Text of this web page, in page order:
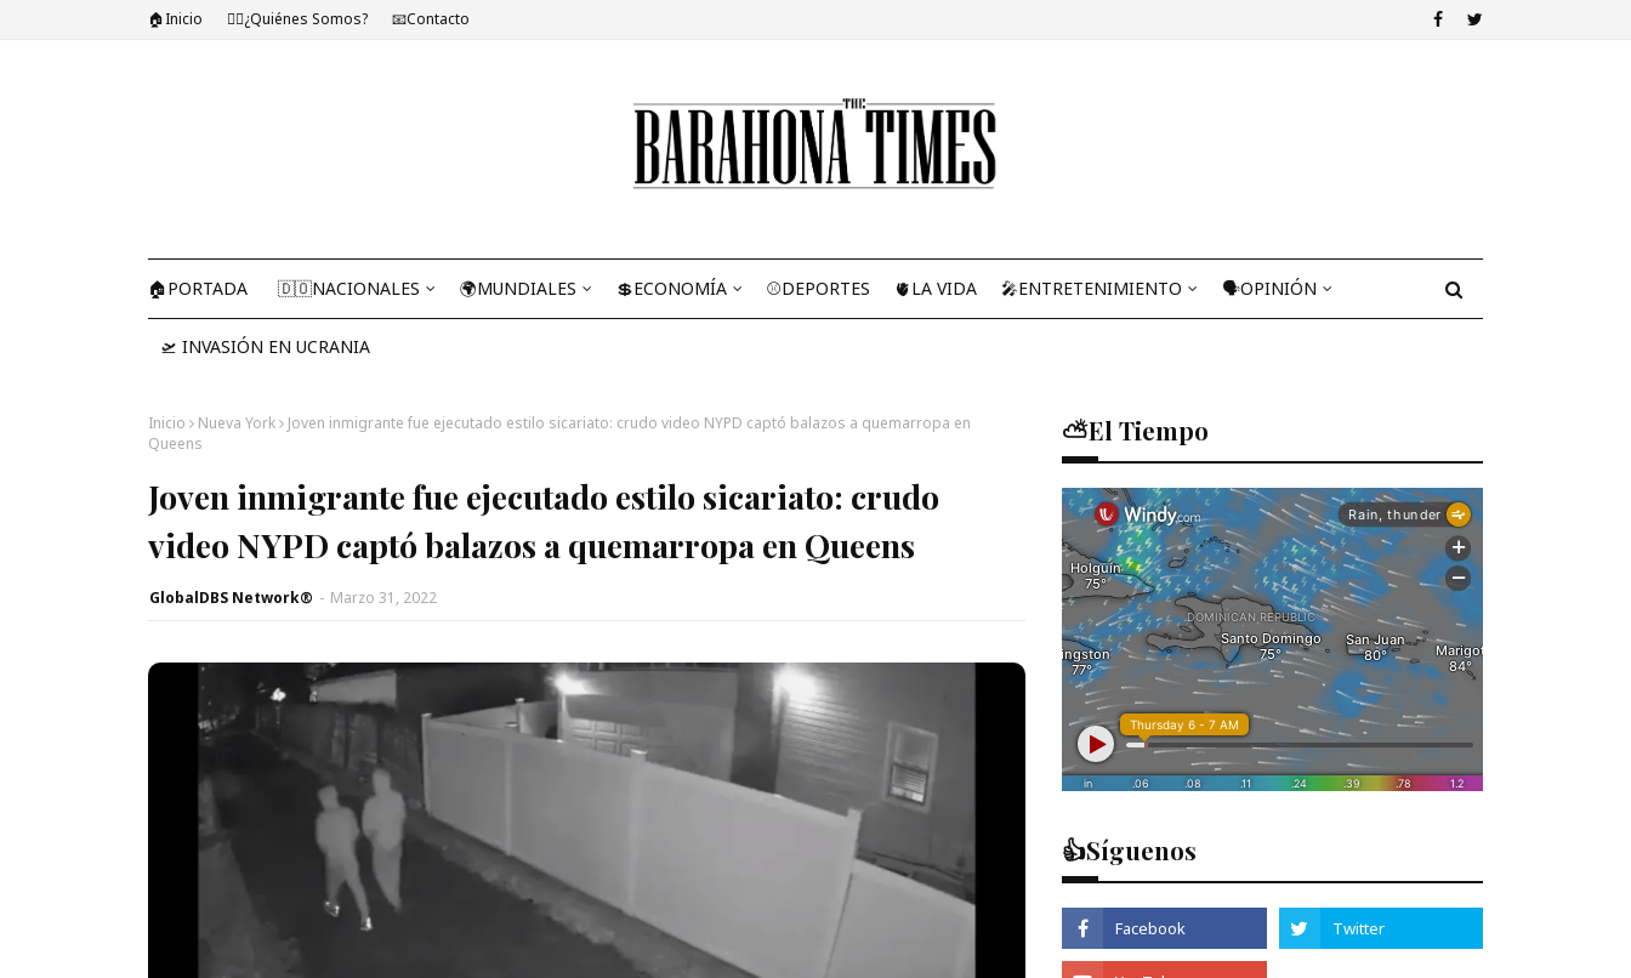
🏠Inicio 🤷‍♂️¿Quiénes Somos? 📧Contacto
🏠PORTADA 🇩🇴NACIONALES 🌍MUNDIALES 💲ECONOMÍA ⚾DEPORTES 🫀LA VIDA 🎤ENTRETENIMIENTO 🗣OPINIÓN
🛫 INVASIÓN EN UCRANIA
Inicio Nueva York
Joven inmigrante fue ejecutado estilo sicariato: crudo video NYPD captó balazos a quemarropa en
Queens
Joven inmigrante fue ejecutado estilo sicariato: crudo
video NYPD captó balazos a quemarropa en Queens
GlobalDBS Network® - Marzo 31, 2022
⛅El Tiempo
👍Síguenos